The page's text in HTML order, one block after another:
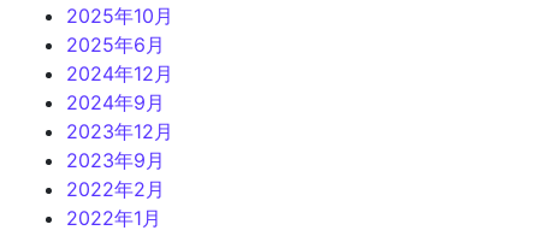
2025年10月
2025年6月
2024年12月
2024年9月
2023年12月
2023年9月
2022年2月
2022年1月